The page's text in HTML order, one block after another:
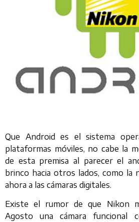
Que Android es el sistema
plataformas móviles, no cabe la
de esta premisa al parecer el
brinco hacia otros lados, como la
ahora a las cámaras digitales.
Existe el rumor de que Nikon
Agosto una cámara funcional